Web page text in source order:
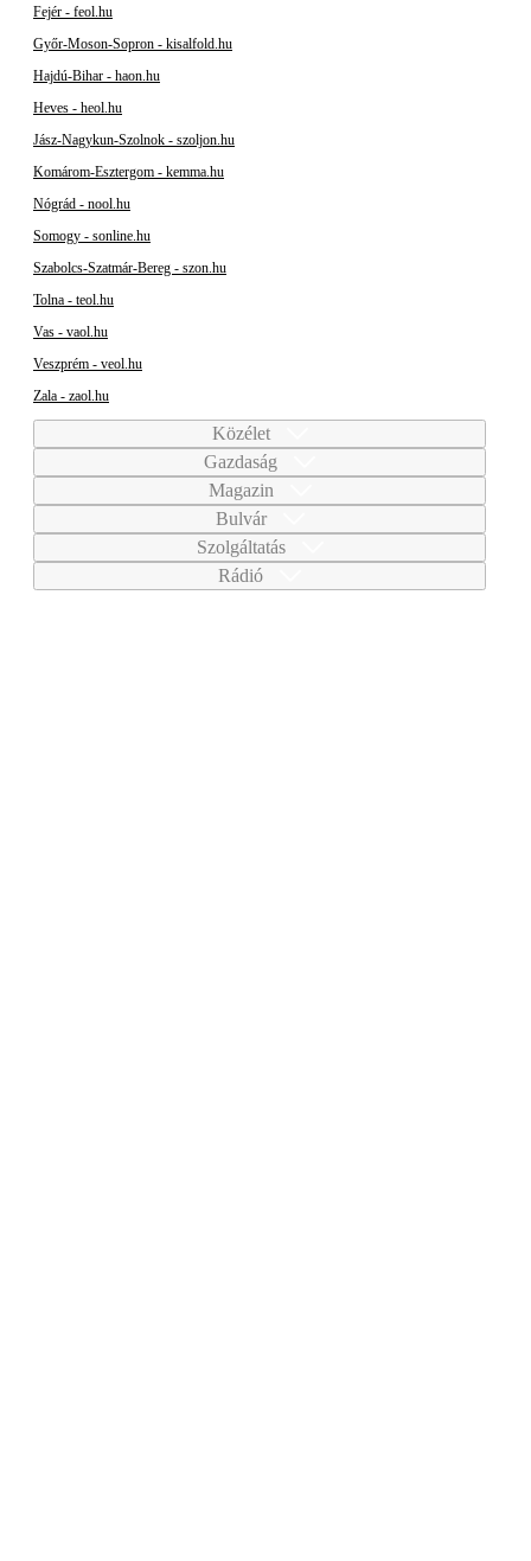
Fejér - feol.hu
Győr-Moson-Sopron - kisalfold.hu
Hajdú-Bihar - haon.hu
Heves - heol.hu
Jász-Nagykun-Szolnok - szoljon.hu
Komárom-Esztergom - kemma.hu
Nógrád - nool.hu
Somogy - sonline.hu
Szabolcs-Szatmár-Bereg - szon.hu
Tolna - teol.hu
Vas - vaol.hu
Veszprém - veol.hu
Zala - zaol.hu
Közélet
Gazdaság
Magazin
Bulvár
Szolgáltatás
Rádió